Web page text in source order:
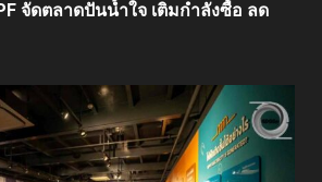
จัดตลาดปันน้ำใจ เติมกำลังซื้อ ลด